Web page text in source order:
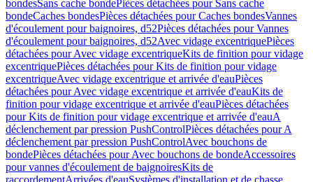
bondesSans cache bondePièces détachées pour Sans cache
bondeCaches bondesPièces détachées pour Caches bondesVannes
d'écoulement pour baignoires, d52Pièces détachées pour Vannes
d'écoulement pour baignoires, d52Avec vidage excentriquePièces
détachées pour Avec vidage excentriqueKits de finition pour vidage
excentriquePièces détachées pour Kits de finition pour vidage
excentriqueAvec vidage excentrique et arrivée d'eauPièces
détachées pour Avec vidage excentrique et arrivée d'eauKits de
finition pour vidage excentrique et arrivée d'eauPièces détachées
pour Kits de finition pour vidage excentrique et arrivée d'eauA
déclenchement par pression PushControlPièces détachées pour A
déclenchement par pression PushControlAvec bouchons de
bondePièces détachées pour Avec bouchons de bondeAccessoires
pour vannes d'écoulement de baignoiresKits de
raccordementArrivées d'eauSystèmes d'installation et de chasse